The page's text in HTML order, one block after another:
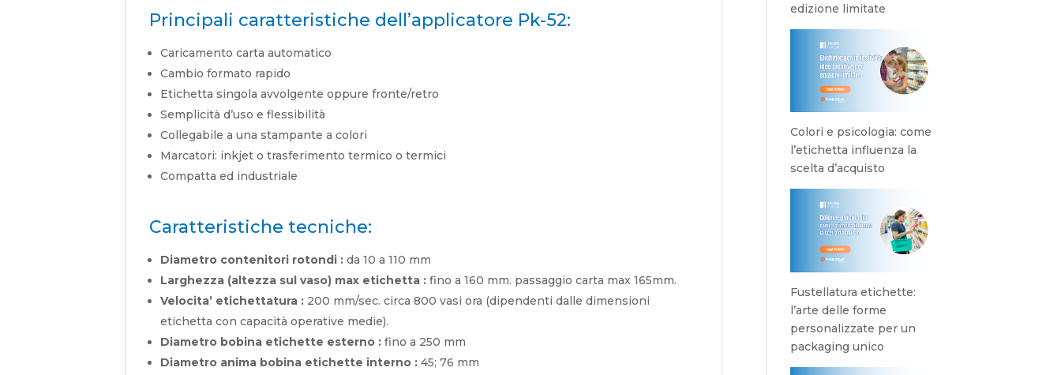
Principali caratteristiche dell’applicatore Pk-52:
Caricamento carta automatico
Cambio formato rapido
Etichetta singola avvolgente oppure fronte/retro
Semplicità d’uso e flessibilità
Collegabile a una stampante a colori
Marcatori: inkjet o trasferimento termico o termici
Compatta ed industriale
Caratteristiche tecniche:
Diametro contenitori rotondi : da 10 a 110 mm
Larghezza (altezza sul vaso) max etichetta : fino a 160 mm. passaggio carta max 165mm.
Velocita’ etichettatura : 200 mm/sec. circa 800 vasi ora (dipendenti dalle dimensioni
etichetta con capacità operative medie).
Diametro bobina etichette esterno : fino a 250 mm
Diametro anima bobina etichette interno : 45; 76 mm
edizione limitate
Colori e psicologia: come
l’etichetta influenza la
scelta d’acquisto
Fustellatura etichette:
l’arte delle forme
personalizzate per un
packaging unico